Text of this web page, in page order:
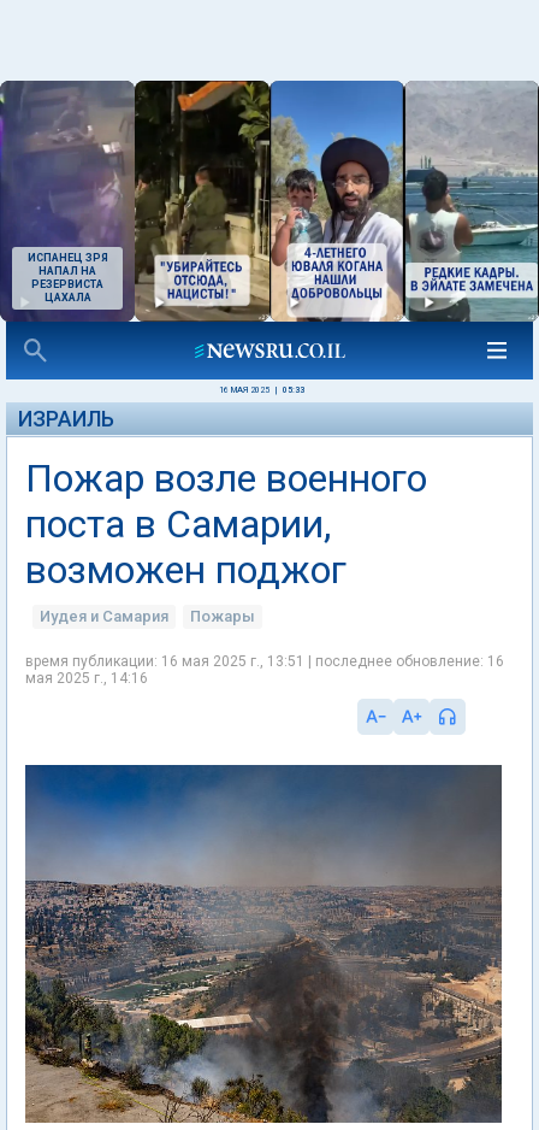
ИСПАНЕЦ ЗРЯ
НАПАЛ НА
РЕЗЕРВИСТА
ЦАХАЛА
16 МАЯ 2025 05:33
ИЗРАИЛЬ
Пожар возле военного
поста в Самарии,
возможен поджог
Иудея и Самария Пожары
время публикации: 16 мая 2025 г., 13:51 | последнее обновление: 16
мая 2025 г., 14:16